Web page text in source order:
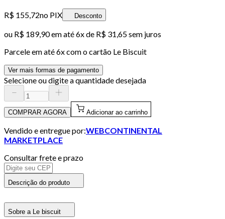
R$ 155,72no PIX Desconto
ou R$ 189,90em até6x de R$ 31,65 sem juros
Parcele em até6x com o cartão Le Biscuit
Ver mais formas de pagamento
Selecione ou digite a quantidade desejada
COMPRAR AGORA Adicionar ao carrinho
Vendido e entregue por:WEBCONTINENTAL
MARKETPLACE
Consultar frete e prazo
Descrição do produto
Sobre a Le biscuit